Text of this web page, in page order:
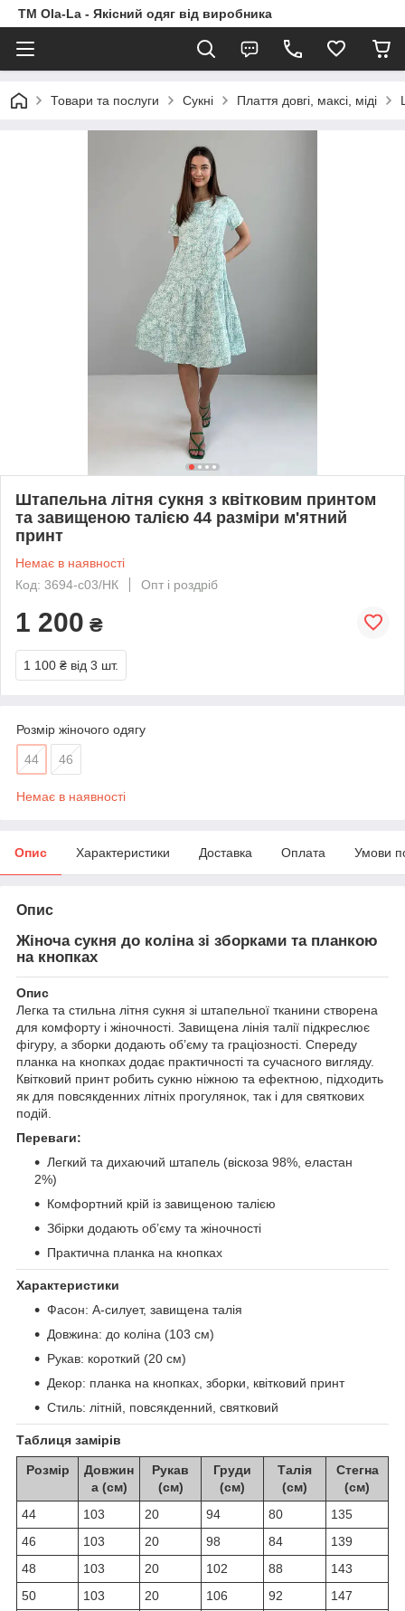
TM Ola-La - Якісний одяг від виробника
Товари та послуги Сукні Плаття довгі, максі, міді
Штапельна літня сукня з квітковим принтом
та завищеною талією 44 разміри м'ятний
принт
Немає в наявності
Код: 3694-c03/НК
Опт і роздріб
1 200 ₴
1 100 ₴ від 3 шт.
Розмір жіночого одягу
44 46
Немає в наявності
Опис Характеристики Доставка Оплата Умови
Опис
Жіноча сукня до коліна зі зборками та планкою
на кнопках
Опис
Легка та стильна літня сукня зі штапельної тканини створена
для комфорту і жіночності. Завищена лінія талії підкреслює
фігуру, а зборки додають об’єму та граціозності. Спереду
планка на кнопках додає практичності та сучасного вигляду.
Квітковий принт робить сукню ніжною та ефектною, підходить
як для повсякденних літніх прогулянок, так і для святкових
подій.
Переваги:
Легкий та дихаючий штапель (віскоза 98%, еластан
2%)
Комфортний крій із завищеною талією
Збірки додають об’єму та жіночності
Практична планка на кнопках
Характеристики
Фасон: А-силует, завищена талія
Довжина: до коліна (103 см)
Рукав: короткий (20 см)
Декор: планка на кнопках, зборки, квітковий принт
Стиль: літній, повсякденний, святковий
Таблиця замірів
Розмір
Довжин
а (см)
Рукав
(см)
Груди
(см)
Талія
(см)
Стегна
(см)
44
103 20 94 80
135
46
103 20 98 84
139
48
103 20 102 88
143
50
103 20 106 92
147